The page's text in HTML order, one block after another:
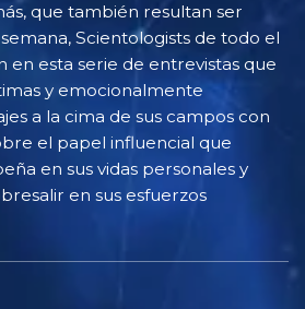
que también resultan ser
Scientologists de todo el
en esta serie de entrevistas que
y emocionalmente
a la cima de sus campos con
el papel influencial que
en sus vidas personales y
en sus esfuerzos